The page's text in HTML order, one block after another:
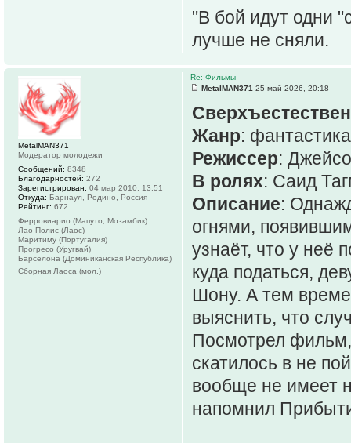
"В бой идут одни
лучше не сняли.
Re: Фильмы
MetalMAN371 25 май 2026, 20:18
Жанр:
Режиссер:
В ролях: Саид
Описание:
огнями,
узнаёт, что у неё
куда податься,
Шону. А тем
выяснить, что
Посмотрел фильм,
скатилось в не
вообще не имеет
напомнил
MetalMAN371
Модератор молодежи
Сообщений: 8348
Благодарностей: 272
Зарегистрирован: 04 мар 2010, 13:51
Откуда: Барнаул, Родино, Россия
Рейтинг: 672
Ферровиарио (Мапуто, Мозамбик)
Лао Полис (Лаос)
Маритиму (Португалия)
Прогресо (Уругвай)
Барселона (Доминиканская Республика)
Сборная Лаоса (мол.)